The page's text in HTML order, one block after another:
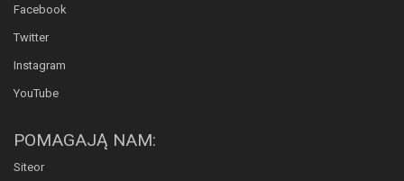
Facebook
Twitter
Instagram
YouTube
POMAGAJĄ NAM:
Siteor